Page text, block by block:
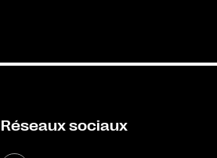
Réseaux sociaux